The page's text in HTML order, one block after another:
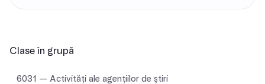
Clase în grupă
6031 — Activităţi ale agenţiilor de ştiri